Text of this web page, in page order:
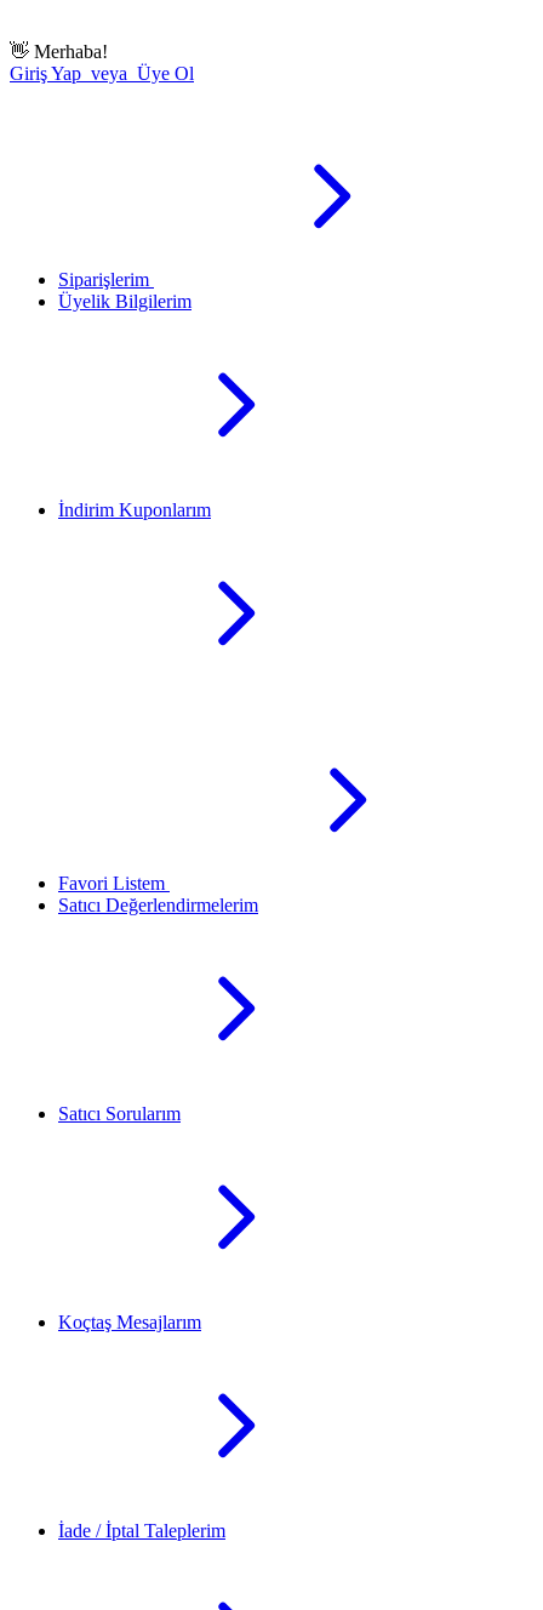
👋 Merhaba!
Giriş Yap veya Üye Ol
Siparişlerim
Üyelik Bilgilerim
İndirim Kuponlarım
Favori Listem
Satıcı Değerlendirmelerim
Satıcı Sorularım
Koçtaş Mesajlarım
İade / İptal Taleplerim